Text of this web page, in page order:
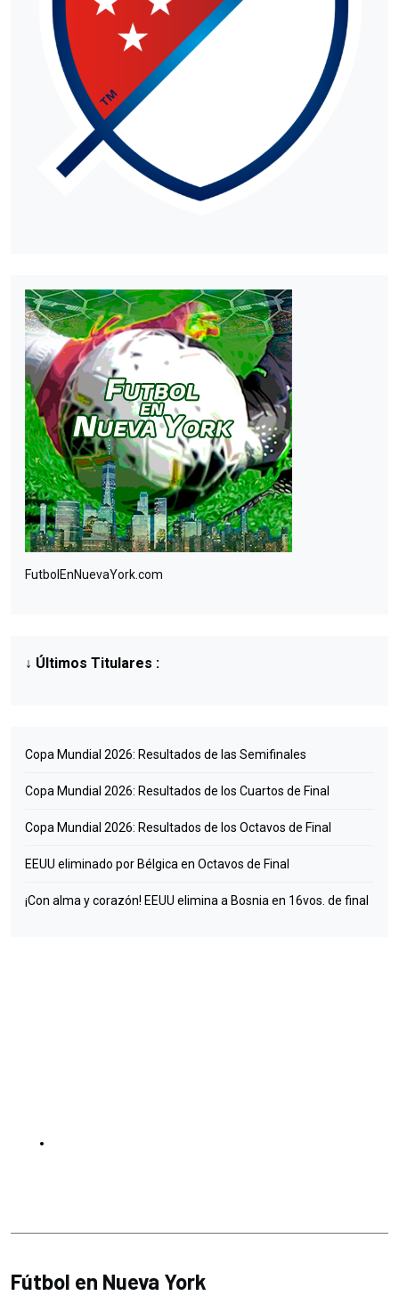
FutbolEnNuevaYork.com
↓ Últimos Titulares :
Copa Mundial 2026: Resultados de las Semifinales
Copa Mundial 2026: Resultados de los Cuartos de Final
Copa Mundial 2026: Resultados de los Octavos de Final
EEUU eliminado por Bélgica en Octavos de Final
¡Con alma y corazón! EEUU elimina a Bosnia en 16vos. de final
Fútbol en Nueva York